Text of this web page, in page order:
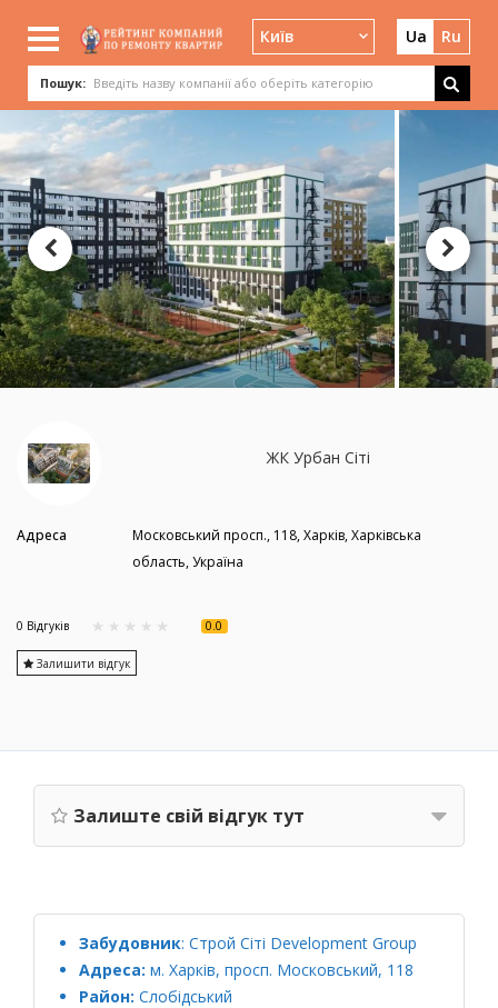
Київ Ua Ru
Пошук:
ЖК Урбан Сіті
Адреса
Московський просп., 118, Харків, Харківська
область, Україна
0 Вiдгукiв 0.0
Залишити відгук
Залиште свій відгук тут
Забудовник: Строй Сіті Development Group
Адреса: м. Харків, просп. Московський, 118
Район: Слобідський